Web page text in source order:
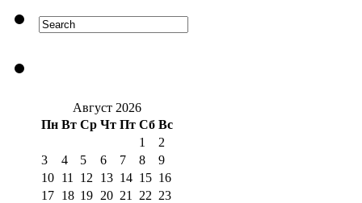
Август 2026
Пн Вт Ср Чт Пт Сб Вс
1
2
3
4 5 6 7 8
9
10 11 12 13 14 15 16
17 18 19 20 21 22 23